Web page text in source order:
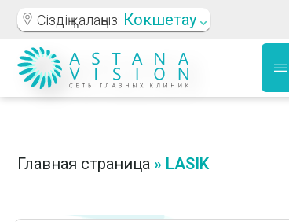
Сіздің қалаңыз: Кокшетау
Главная страница » LASIK